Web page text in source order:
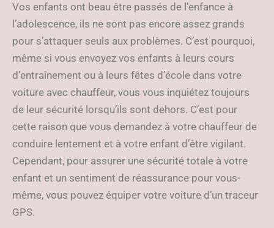
Vos enfants ont beau être passés de l’enfance à
l’adolescence, ils ne sont pas encore assez grands
pour s’attaquer seuls aux problèmes. C’est pourquoi,
même si vous envoyez vos enfants à leurs cours
d’entraînement ou à leurs fêtes d’école dans votre
voiture avec chauffeur, vous vous inquiétez toujours
de leur sécurité lorsqu’ils sont dehors. C’est pour
cette raison que vous demandez à votre chauffeur de
conduire lentement et à votre enfant d’être vigilant.
Cependant, pour assurer une sécurité totale à votre
enfant et un sentiment de réassurance pour vous-
même, vous pouvez équiper votre voiture d’un traceur
GPS.